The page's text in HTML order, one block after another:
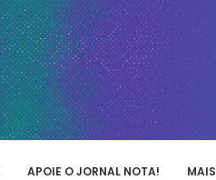
APOIE O JORNAL NOTA! MAIS